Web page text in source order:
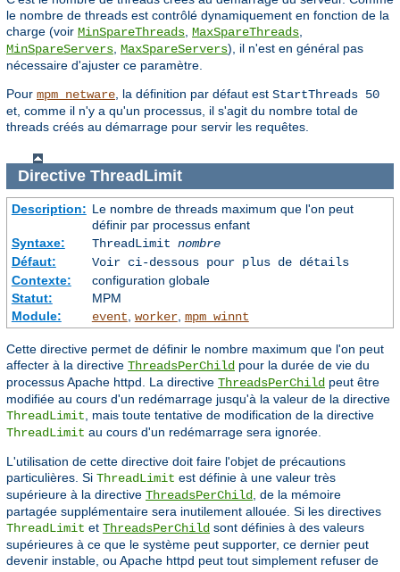
le nombre de threads est contrôlé dynamiquement en fonction de la
charge (voir MinSpareThreads, MaxSpareThreads,
MinSpareServers, MaxSpareServers), il n'est en général pas
nécessaire d'ajuster ce paramètre.
Pour mpm_netware, la définition par défaut est StartThreads 50
et, comme il n'y a qu'un processus, il s'agit du nombre total de
threads créés au démarrage pour servir les requêtes.
Directive ThreadLimit
Description: Le nombre de threads maximum que l'on peut
définir par processus enfant
Syntaxe:
ThreadLimit nombre
Défaut:
Voir ci-dessous pour plus de détails
Contexte:
configuration globale
Statut:
MPM
Module:
event worker, mpm_winnt
Cette directive permet de définir le nombre maximum que l'on peut
affecter à la directive ThreadsPerChild pour la durée de vie du
processus Apache httpd. La directive ThreadsPerChild peut être
modifiée au cours d'un redémarrage jusqu'à la valeur de la directive
ThreadLimit , mais toute tentative de modification de la directive
ThreadLimit au cours d'un redémarrage sera ignorée.
L'utilisation de cette directive doit faire l'objet de précautions
particulières. Si ThreadLimit est définie à une valeur très
supérieure à la directive ThreadsPerChild
, de la mémoire
partagée supplémentaire sera inutilement allouée. Si les directives
ThreadLimit et ThreadsPerChild sont définies à des valeurs
supérieures à ce que le système peut supporter, ce dernier peut
devenir instable, ou Apache httpd peut tout simplement refuser de